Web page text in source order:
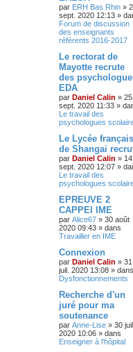
par ERH Bas Rhin »
sept. 2020 12:13 »
Forum de discussion
des enseignants
référents 2016-2017
Le rectorat de
Mayotte recrute
des
EDA
par Daniel Calin » 25
sept. 2020 11:33 »
Le travail des
psychologues
Le Lycée français
de Shangai
par Daniel Calin » 14
sept. 2020 12:07 »
Le travail des
psychologues
EPREUVE 2
CAPPEI IME
par Alice67 » 30 août
2020 09:43 » dans
Travailler en IME
Connexion
par Daniel Calin » 31
juil. 2020 13:08 » dans
Dysfonctionnements
Recherche d'un
juré pour ma
soutenance
par Anne-Lise » 30 juil.
2020 10:06 » dans
Enseigner à l'hôpital